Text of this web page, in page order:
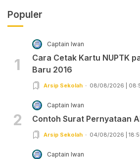
Populer
1
Captain Iwan
Cara Cetak Kartu NUPTK
Baru 2016
Arsip Sekolah 08/08/2026 |
2
Captain Iwan
Contoh Surat Pernyataan
Arsip Sekolah 04/08/2026 |
Captain Iwan